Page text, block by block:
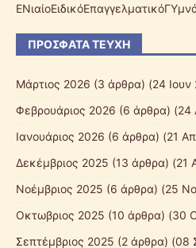
ΠΡΌΣΦΑΤΑ ΤΕΎΧΗ
Μάρτιος 2026 (3 άρθρα) (24 Ιουν
Φεβρουάριος 2026 (6 άρθρα) (24
Ιανουάριος 2026 (6 άρθρα) (21
Δεκέμβριος 2025 (13 άρθρα) (21
Νοέμβριος 2025 (6 άρθρα) (25
Οκτωβριος 2025 (10 άρθρα) (30
Σεπτέμβριος 2025 (2 άρθρα) (08